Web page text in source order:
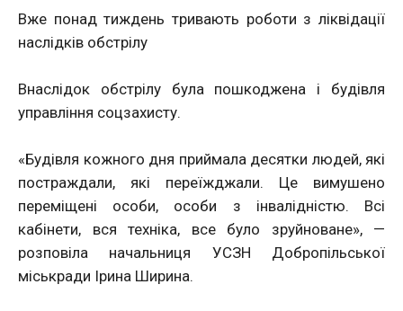
Вже понад тиждень тривають роботи з ліквідації
наслідків обстрілу
Внаслідок обстрілу була пошкоджена і будівля
управління соцзахисту.
«Будівля кожного дня приймала десятки людей, які
постраждали, які переїжджали. Це вимушено
переміщені особи, особи з інвалідністю. Всі
кабінети, вся техніка, все було зруйноване», —
розповіла начальниця УСЗН Добропільської
міськради Ірина Ширина.